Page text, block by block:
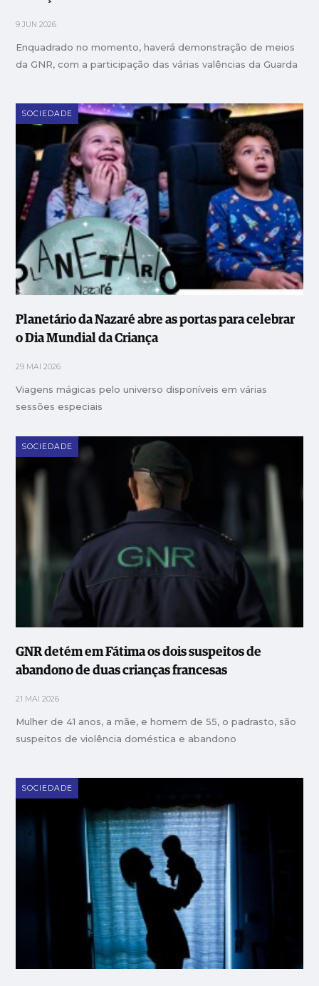
9 JUN 2026
Enquadrado no momento, haverá demonstração de meios
da GNR, com a participação das várias valências da Guarda
SOCIEDADE
Planetário da Nazaré abre as portas para celebrar
o Dia Mundial da Criança
29 MAI 2026
Viagens mágicas pelo universo disponíveis em várias
sessões especiais
SOCIEDADE
GNR detém em Fátima os dois suspeitos de
abandono de duas crianças francesas
21 MAI 2026
Mulher de 41 anos, a mãe, e homem de 55, o padrasto, são
suspeitos de violência doméstica e abandono
SOCIEDADE